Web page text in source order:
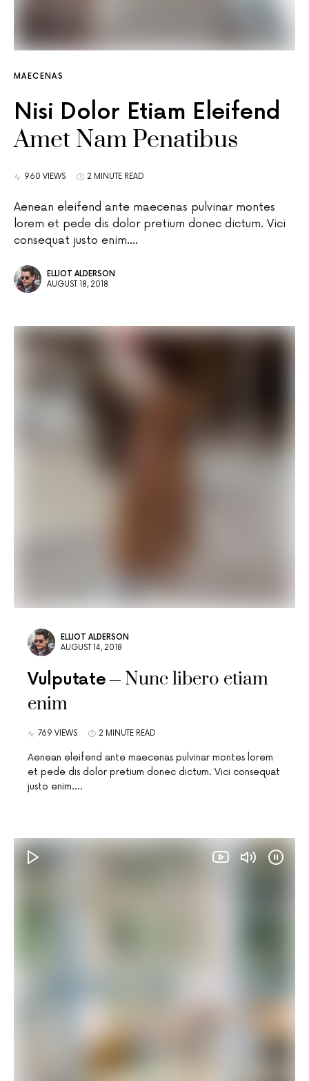
MAECENAS
Nisi Dolor Etiam Eleifend
Amet Nam Penatibus
960 VIEWS 2 MINUTE READ
Aenean eleifend ante maecenas pulvinar montes
lorem et pede dis dolor pretium donec dictum. Vici
consequat justo enim.…
ELLIOT ALDERSON
AUGUST 18, 2018
ELLIOT ALDERSON
AUGUST 14, 2018
Vulputate
Nunc libero etiam
enim
769 VIEWS 2 MINUTE READ
Aenean eleifend ante maecenas pulvinar montes lorem
et pede dis dolor pretium donec dictum. Vici consequat
justo enim.…